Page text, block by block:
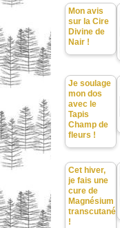
Mon avis
sur la Cire
Divine de
Nair !
Je soulage
mon dos
avec le
Tapis
Champ de
fleurs !
Cet hiver,
je fais une
cure de
Magnésium
transcutané
!